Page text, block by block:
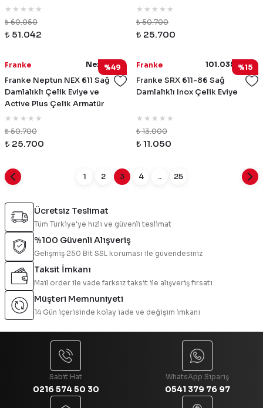
₺ 60.050
₺ 51.042
Kampanyası
₺ 50.700
₺ 25.700
%49
Franke Nex611Sag
Franke Neptun NEX 611 Sağ
Damlalıklı Çelik Eviye ve
Active Plus Çelik Armatür
Kampanyası
₺ 50.700
₺ 25.700
%15
Franke 101.0356.760
Franke SRX 611-86 Sağ
Damlalıklı Inox Çelik Eviye
₺ 13.000
₺ 11.050
1 2 3 4 .. 25
Ücretsiz Teslimat
Tüm Türkiye'ye hızlı ve güvenli teslimat
%100 Güvenli Alışveriş
Gelişmiş 250 Bit SSL koruması ile güvendesiniz
Taksit İmkanı
Mail order ile vade farksız taksit ile alışveriş fırsatı
Müşteri Memnuniyeti
14 Gün içerisinde kolay iade ve değişim imkanı
Sabit Hat
0216 574 50 30
WhatsApp Sipariş
0541 379 76 97